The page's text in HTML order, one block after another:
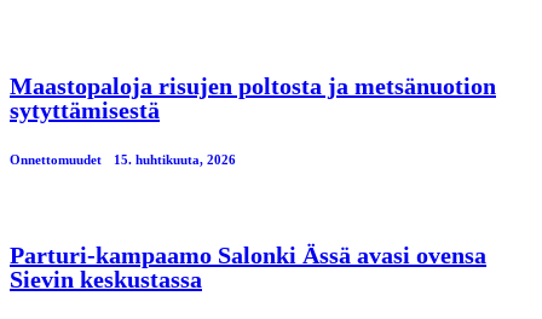
Maastopaloja risujen poltosta ja metsänuotion
sytyttämisestä
Onnettomuudet 15. huhtikuuta, 2026
Parturi-kampaamo Salonki Ässä avasi ovensa
Sievin keskustassa